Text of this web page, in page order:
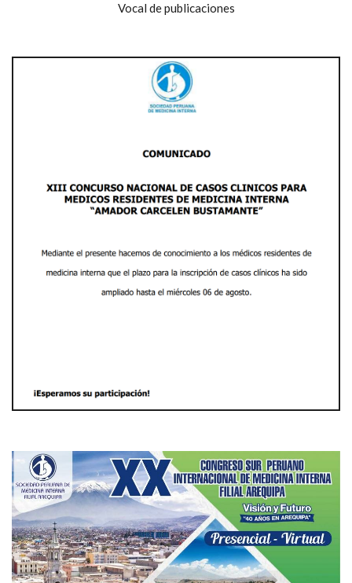
Vocal de publicaciones